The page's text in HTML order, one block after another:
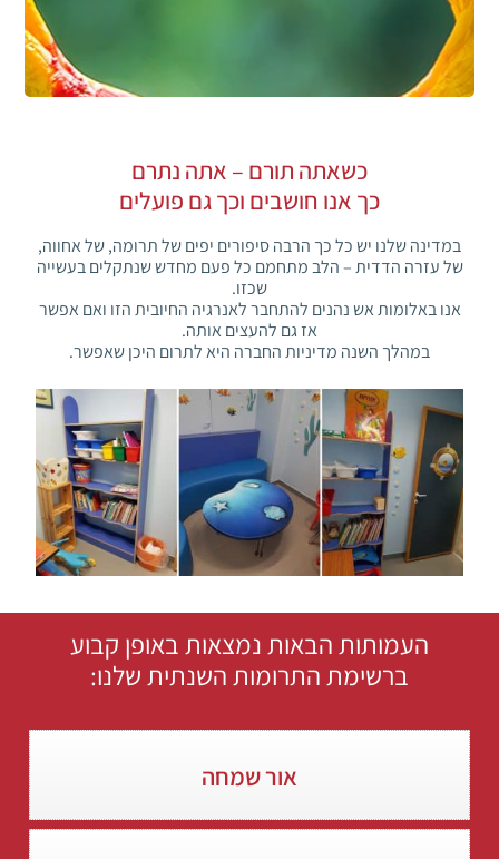
כשאתה תורם – אתה נתרם
כך אנו חושבים וכך גם פועלים
במדינה שלנו יש כל כך הרבה סיפורים יפים של תרומה, של אחווה,
של עזרה הדדית – הלב מתחמם כל פעם מחדש שנתקלים בעשייה
שכזו.
אנו באלומות אש נהנים להתחבר לאנרגיה החיובית הזו ואם אפשר
אז גם להעצים אותה.
במהלך השנה מדיניות החברה היא לתרום היכן שאפשר.
העמותות הבאות נמצאות באופן קבוע
ברשימת התרומות השנתית שלנו:
אור שמחה